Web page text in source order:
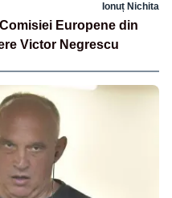
Ionuț Nichita
Europene din
Victor Negrescu